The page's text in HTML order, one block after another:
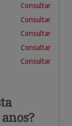
Consultar
Consultar
Consultar
Consultar
Consultar